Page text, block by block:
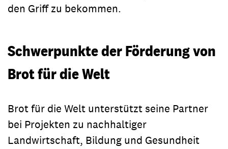
den Griff zu bekommen.
Schwerpunkte der Förderung von
Brot für die Welt
Brot für die Welt unterstützt seine Partner
bei Projekten zu nachhaltiger
Landwirtschaft, Bildung und Gesundheit